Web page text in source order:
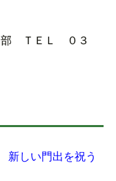
部 ＴＥＬ ０３
しい門出を祝う